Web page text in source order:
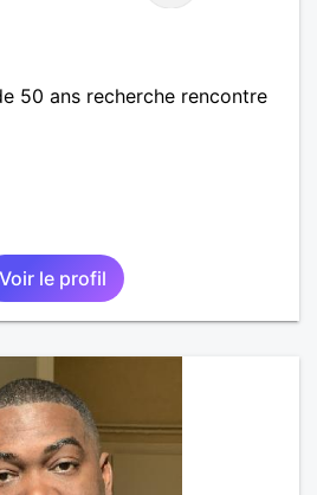
50 ans recherche rencontre
Voir le profil